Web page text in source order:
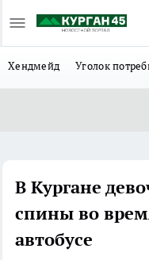
Хендмейд Уголок
В Кургане
спины во
автобусе